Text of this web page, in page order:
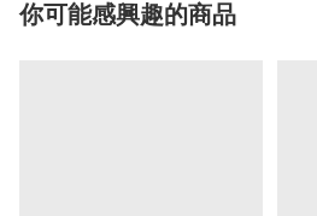
你可能感興趣的商品